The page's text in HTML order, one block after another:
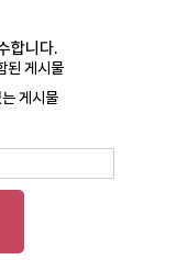
합니다.
된 게시물
게시물